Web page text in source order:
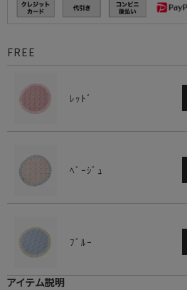
FREE
ﾚｯﾄﾞ
ﾍﾞｰｼﾞｭ
ﾌﾞﾙｰ
アイテム説明